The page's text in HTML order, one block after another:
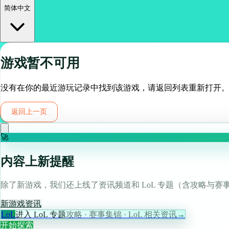
简体中文
游戏暂不可用
没有在你的最近游玩记录中找到该游戏，请返回列表重新打开。
返回上一页
🚀
内容上新提醒
除了新游戏，我们还上线了资讯频道和 LoL 专题（含攻略与赛
新游戏资讯
LoL进入 LoL 专题攻略 · 赛事集锦 · LoL 相关资讯→
开始探索